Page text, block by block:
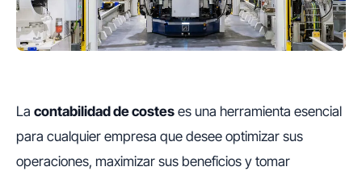
La contabilidad de costes es una herramienta esencial
para cualquier empresa que desee optimizar sus
operaciones, maximizar sus beneficios y tomar